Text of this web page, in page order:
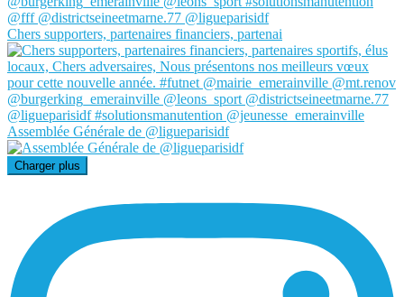
Chers supporters, partenaires financiers, partenai
Assemblée Générale de @ligueparisidf
Charger plus